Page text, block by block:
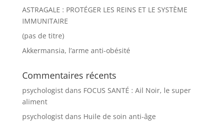
ASTRAGALE : PROTÉGER LES REINS ET LE SYSTÈME
IMMUNITAIRE
(pas de titre)
Akkermansia, l’arme anti-obésité
Commentaires récents
psychologistdans FOCUS SANTÉ : Ail Noir, le super
aliment
psychologistdans Huile de soin anti-âge